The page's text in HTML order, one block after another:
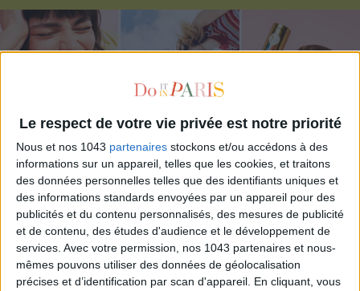
Le respect de votre vie privée est notre priorité
Nous et nos 1043 partenaires stockons et/ou accédons à des
informations sur un appareil, telles que les cookies, et traitons
des données personnelles telles que des identifiants uniques et
des informations standards envoyées par un appareil pour des
publicités et du contenu personnalisés, des mesures de publicité
et de contenu, des études d'audience et le développement de
services. Avec votre permission, nos 1043 partenaires et nous-
mêmes pouvons utiliser des données de géolocalisation
précises et d’identification par scan d'appareil. En cliquant, vous
ADOPT PARFUMS IS REVOLUTIONIZING AFFORDABLE MADE-IN-FRANCE
FRAGRANCES